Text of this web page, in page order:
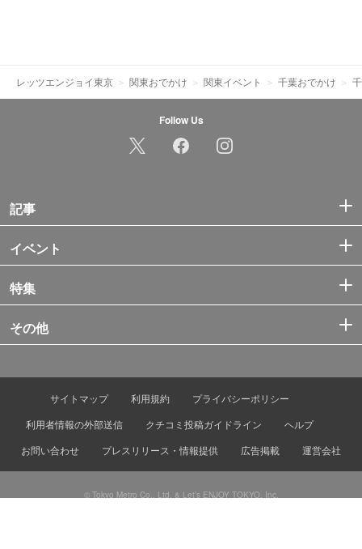
レッツエンジョイ東京 関東おでかけ 関東イベント 千葉おでかけ
Follow Us
記事
イベント
特集
その他
サイトマップ 利用規約
プライバシーポリシー
利用者情報の外部送信
クチコミ投稿ガイドライン
ヘルプ
お問い合わせ
プレスリリース・情報提供 広告掲載 運営会社
© Tokyo Metro Co., Ltd. & Let’s ENJOY TOKYO, Inc.